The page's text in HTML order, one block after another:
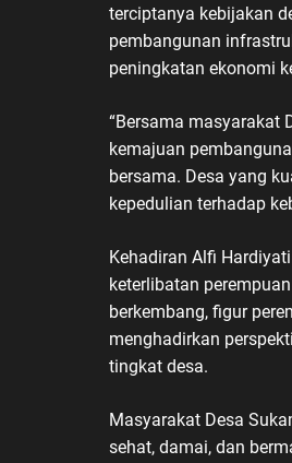
terciptanya kebijakan
pembangunan
peningkatan ekonomi
“Bersama masyarakat
kemajuan
bersama. Desa yang
kepedulian terhadap
Kehadiran Alfi
keterlibatan
berkembang, figur
menghadirkan
tingkat desa.
Masyarakat Desa
sehat, damai, dan